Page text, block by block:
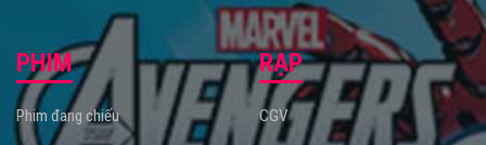
PHIM
Phim đang chiếu
RẠP
CGV